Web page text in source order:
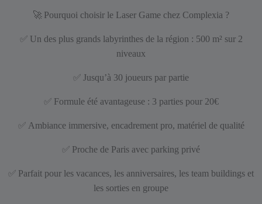
🚀 Pourquoi choisir le Laser Game chez Complexia ?
✅ Un des plus grands labyrinthes de la région : 500 m² sur 2
niveaux
✅ Jusqu’à 30 joueurs par partie
✅ Formule été avantageuse : 3 parties pour 20€
✅ Ambiance immersive, encadrement pro, matériel de qualité
✅ Proche de Paris avec parking privé
✅ Parfait pour les vacances, les anniversaires, les team buildings et
les sorties en groupe